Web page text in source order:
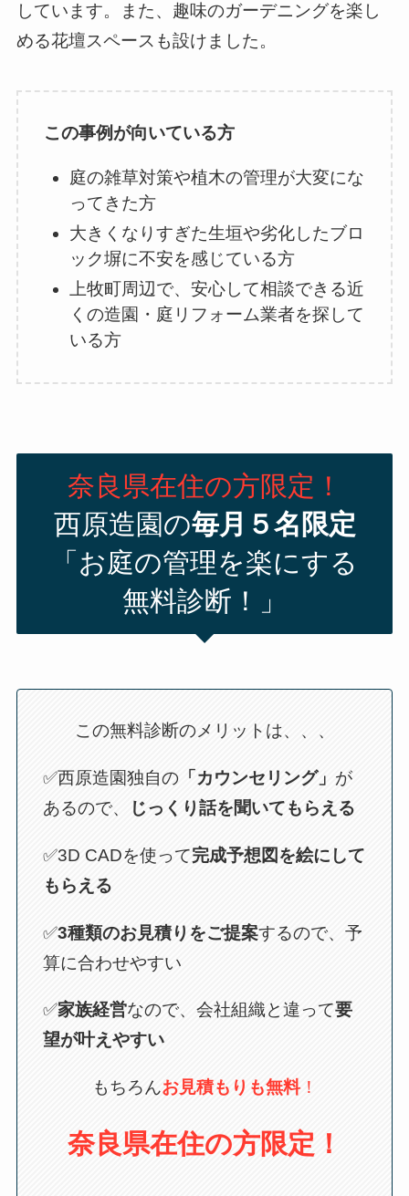
しています。また、趣味のガーデニングを楽し
める花壇スペースも設けました。
この事例が向いている方
庭の雑草対策や植木の管理が大変にな
ってきた方
大きくなりすぎた生垣や劣化したブロ
ック塀に不安を感じている方
上牧町周辺で、安心して相談できる近
くの造園・庭リフォーム業者を探して
いる方
奈良県在住の方限定！
西原造園の毎月５名限定
「お庭の管理を楽にする
無料診断！」
この無料診断のメリットは、、、
✅西原造園独自の 「カウンセリング」 が
あるので、
じっくり話を聞いてもらえる
✅3D CADを使って完成予想図を絵にして
もらえる
✅3種類のお見積りをご提案するので、予
算に合わせやすい
✅家族経営なので、会社組織と違って要
望が叶えやすい
もちろんお見積もりも無料！
奈良県在住の方限定！